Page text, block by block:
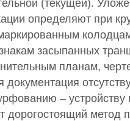
(текущей).
определяют при
засыпанных
планам,
– устройству
дорогостоящий метод